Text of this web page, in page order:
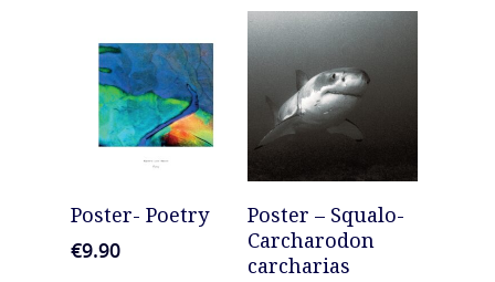
Poster- Poetry
€9.90
AGGIUNGI AL
CARRELLO
Poster – Squalo-
Carcharodon
carcharias